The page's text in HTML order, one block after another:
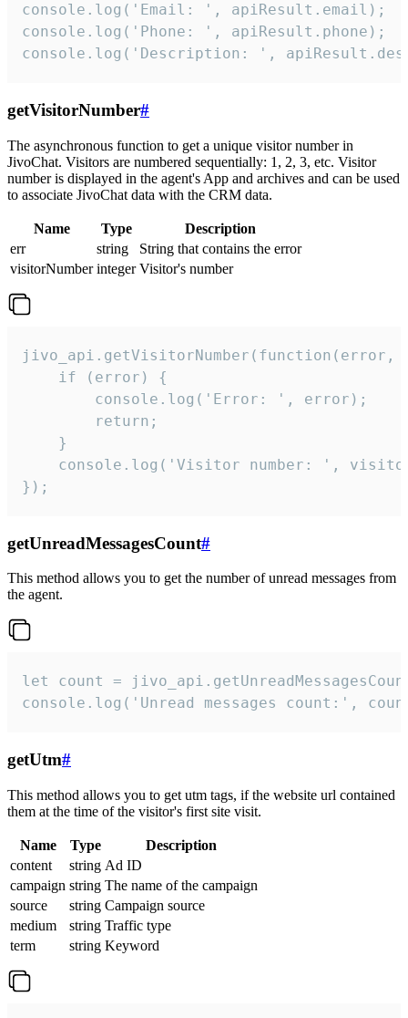
console.log('Email: ', apiResult.email);
console.log('Phone: ', apiResult.phone);
console.log('Description: ',
getVisitorNumber#
The asynchronous function to get a unique visitor number in
JivoChat. Visitors are numbered sequentially: 1, 2, 3, etc. Visitor
number is displayed in the agent's App and archives and can be used
to associate JivoChat data with the CRM data.
Name Type
Description
err
string
String that contains the error
visitorNumber integer Visitor's number
jivo_api.getVisitorNumber(function(error,
    if (error) {
        console.log('Error: ', error);
        return;
    }
console.log('Visitor number: ',
});
getUnreadMessagesCount#
This method allows you to get the number of unread messages from
the agent.
let count =
console.log('Unread messages count:',
getUtm#
This method allows you to get utm tags, if the website url contained
them at the time of the visitor's first site visit.
Name Type
Description
content
string Ad ID
campaign string The name of the campaign
source
string Campaign source
medium
string Traffic type
term
string Keyword